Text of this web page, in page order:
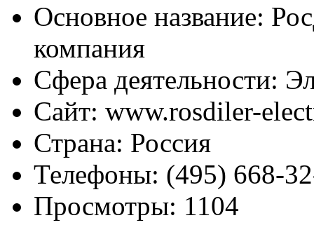
Основное название:
компания
Сфера деятельности:
Сайт: www.rosdiler-
Страна: Россия
Телефоны: (495) 668-
Просмотры: 1104